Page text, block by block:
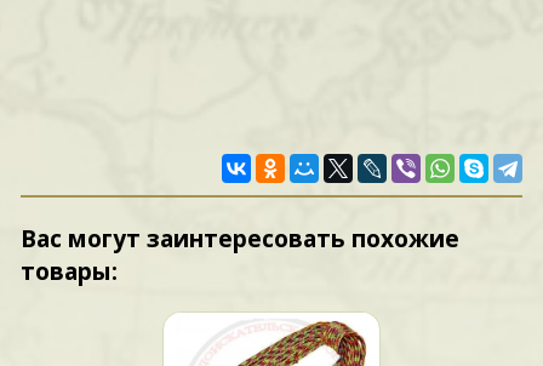
Вас могут заинтересовать похожие
товары: